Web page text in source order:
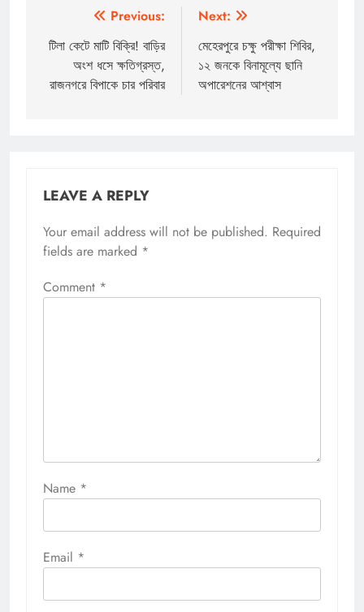
navigation
Previous:
টিলা কেটে মাটি বিক্রি! বাড়ির
অংশ ধসে ক্ষতিগ্রস্ত,
রাজনগরে বিপাকে চার পরিবার
Next:
মেহেরপুরে চক্ষু পরীক্ষা শিবির,
১২ জনকে বিনামূল্যে ছানি
অপারেশনের আশ্বাস
LEAVE A REPLY
Your email address will not be published. Required
fields are marked *
Comment *
Name *
Email *